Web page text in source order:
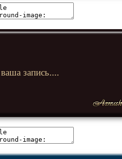
запись....